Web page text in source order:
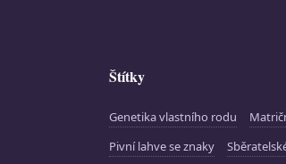
Štítky
Genetika vlastního rodu
Pivní lahve se znaky